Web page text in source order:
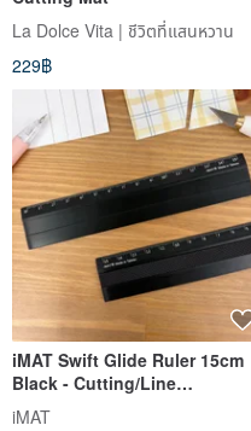
La Dolce Vita | ชีวิตที่แสนหวาน
229฿
iMAT Swift Glide Ruler 15cm
Black - Cutting/Line
Drawing/Paper Tearing/Writing
iMAT